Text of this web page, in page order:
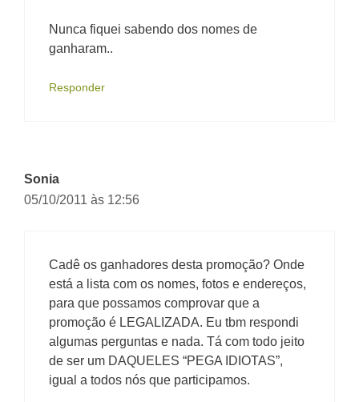
Nunca fiquei sabendo dos nomes de
ganharam..
Responder
Sonia
05/10/2011 às 12:56
Cadê os ganhadores desta promoção? Onde
está a lista com os nomes, fotos e endereços,
para que possamos comprovar que a
promoção é LEGALIZADA. Eu tbm respondi
algumas perguntas e nada. Tá com todo jeito
de ser um DAQUELES “PEGA IDIOTAS”,
igual a todos nós que participamos.